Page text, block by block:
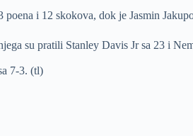
i 12 skokova, dok je Jasmin
su pratili Stanley Davis Jr sa 23 i
7-3. (tl)